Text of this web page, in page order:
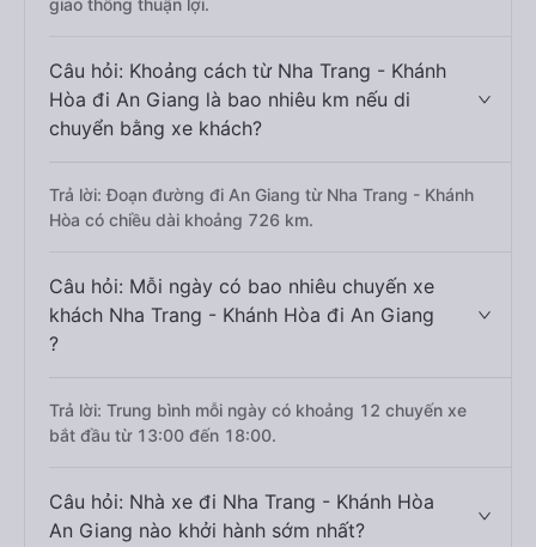
giao thông thuận lợi.
Câu hỏi: Khoảng cách từ Nha Trang - Khánh
Hòa đi An Giang là bao nhiêu km nếu di
chuyển bằng xe khách?
Trả lời: Đoạn đường đi An Giang từ Nha Trang - Khánh
Hòa có chiều dài khoảng 726 km.
Câu hỏi: Mỗi ngày có bao nhiêu chuyến xe
khách Nha Trang - Khánh Hòa đi An Giang
?
Trả lời: Trung bình mỗi ngày có khoảng 12 chuyến xe
bắt đầu từ 13:00 đến 18:00.
Câu hỏi: Nhà xe đi Nha Trang - Khánh Hòa
An Giang nào khởi hành sớm nhất?